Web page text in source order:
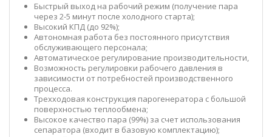
Быстрый выход на рабочий режим (получение пара
через 2-5 минут после холодного старта);
Высокий КПД (до 92%);
Автономная работа без постоянного присутствия
обслуживающего персонала;
Автоматическое регулирование производительности,
Возможность регулировки рабочего давления в
зависимости от потребностей производственного
процесса.
Трехходовая конструкция парогенератора с большой
поверхностью теплообмена;
Высокое качество пара (99%) за счет использования
сепаратора (входит в базовую комплектацию);